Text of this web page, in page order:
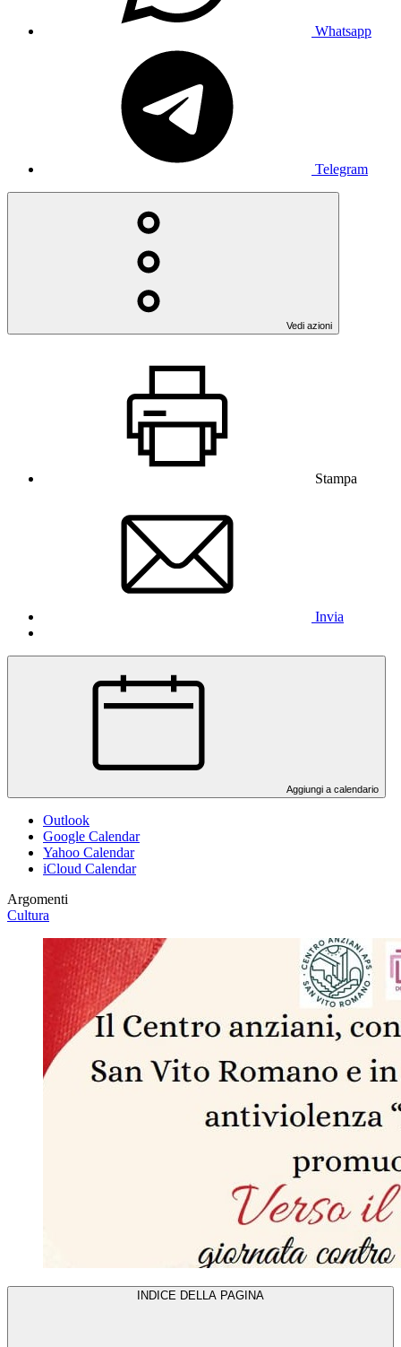
Whatsapp
Telegram
Vedi azioni
Stampa
Invia
Aggiungi a calendario
Outlook
Google Calendar
Yahoo Calendar
iCloud Calendar
Argomenti
Cultura
INDICE DELLA PAGINA